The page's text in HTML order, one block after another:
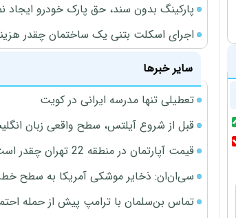
پارکینگ بدون سند، حق پارک خودرو ایجاد
اجرای اسکلت بتنی یک ساختمان چقدر
سایر خبرها
تعطیلی تنها مدرسه ایرانی در کویت
قبل از شروع آیلتس، سطح واقعی زبان
قیمت آپارتمان در منطقه 22 تهران چقدر است؟
سی‌ان‌ان: ذخایر موشکی آمریکا به سطح
تماس بن‌سلمان با ترامپ پیش از حمله